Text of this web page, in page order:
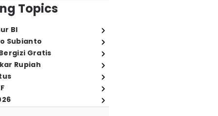
Topics
BI
Subianto
Gratis
Rupiah